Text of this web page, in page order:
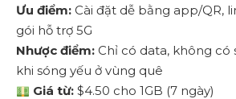
Ưu điểm: Cài đặt dễ bằng app/QR,
gói hỗ trợ 5G
Nhược điểm: Chỉ có data, không có
khi sóng yếu ở vùng quê
Giá từ: $4.50 cho 1GB (7 ngày)